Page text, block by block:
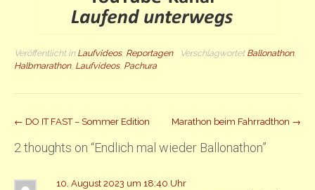
Veröffentlicht in Laufvideos, Reportagen Verschlagwortet Ballonathon,
Halbmarathon, Laufvideos, Pachura
Beitrag
Navigation
← DO IT FAST – Sommer Edition Marathon beim Fahrradthon →
2 thoughts on “Endlich mal wieder Ballonathon”
10. August 2023 um 18:40 Uhr